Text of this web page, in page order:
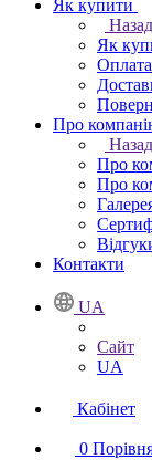
Як купити
Назад
Як
Оплата
Про
Назад
Про
Про
Контакти
UA
Сайт
UA
Кабінет
0